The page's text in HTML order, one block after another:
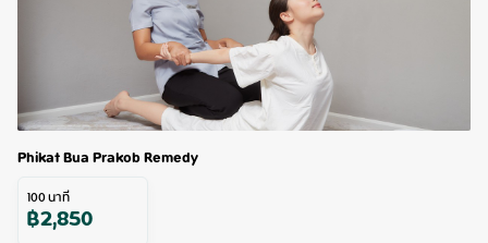
Phikat Bua Prakob Remedy
100นาที
฿2,850